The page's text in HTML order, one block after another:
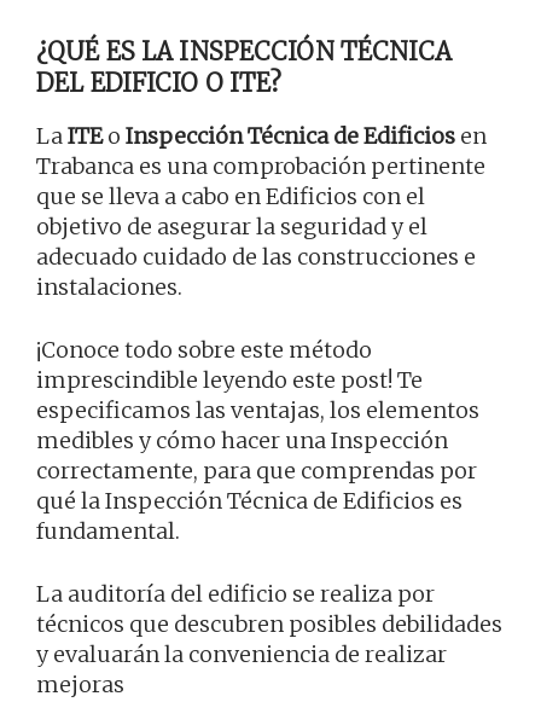
¿QUÉ ES LA INSPECCIÓN TÉCNICA
DEL EDIFICIO O ITE?
LaITEo Inspección Técnica de Edificios en
Trabanca es una comprobación pertinente
que se lleva a cabo en Edificios con el
objetivo de asegurar la seguridad y el
adecuado cuidado de las construcciones e
instalaciones.
¡Conoce todo sobre este método
imprescindible leyendo este post! Te
especificamos las ventajas, los elementos
medibles y cómo hacer una Inspección
correctamente, para que comprendas por
qué la Inspección Técnica de Edificios es
fundamental.
La auditoría del edificio se realiza por
técnicos que descubren posibles debilidades
y evaluarán la conveniencia de realizar
mejoras